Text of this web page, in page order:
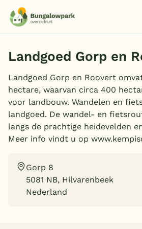
Last minutes
Top 12
Nazomeren
Onze
Landgoed Gorp en
Landgoed Gorp en Roovert
hectare, waarvan circa 400
voor landbouw. Wandelen en
landgoed. De wandel- en
langs de prachtige heidevelden
Meer info vindt u op
Gorp 8
5081 NB, Hilvarenbeek
Nederland